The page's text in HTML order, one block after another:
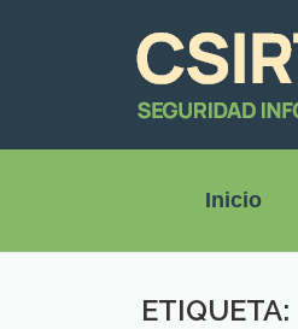
Inicio
ETIQUETA: